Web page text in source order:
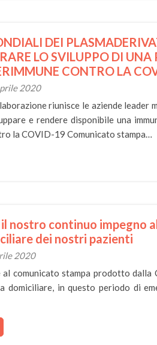
DEI
LO SVILUPPO DI UNA
CONTRO LA
2020
riunisce le aziende leader
e rendere disponibile una
la COVID-19 Comunicato stampa…
il nostro continuo impegno
dei nostri pazienti
2020
comunicato stampa prodotto dalla
domiciliare, in questo periodo di